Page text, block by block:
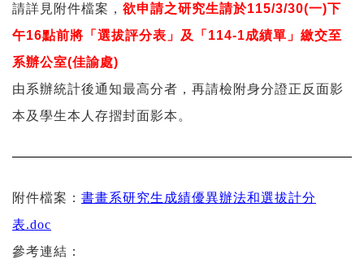
請詳見附件檔案， 欲申請之研究生請於115/3/30(一)下
午16點前將「選拔評分表」及「 114-1成績單」繳交至
系辦公室(佳諭處)
由系辦統計後通知最高分者，再請檢附身分證正反面影
本及學生本人存摺封面影本。
附件檔案： 書畫系研究生成績優異辦法和選拔計分
表.doc
參考連結：